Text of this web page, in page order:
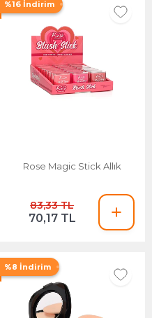
%16 İndirim
Rose Magic Stick Allık
83,33 TL
70,17 TL
%8 İndirim